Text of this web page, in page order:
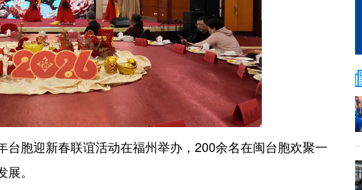
胞迎新春联谊活动在福州举办，200余名在闽台胞欢聚一
。